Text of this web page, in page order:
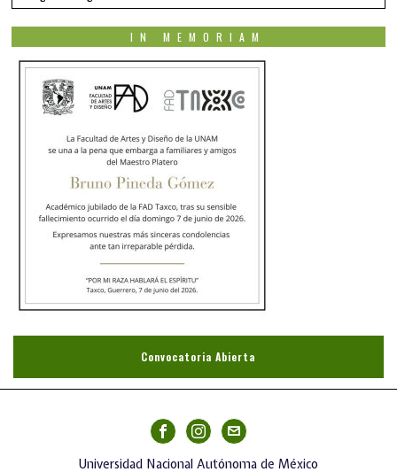
autores
IN MEMORIAM
Convocatoria Abierta
Universidad Nacional Autónoma de México